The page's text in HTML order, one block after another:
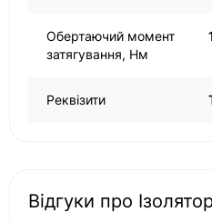
Обертаючий момент
затягування, Нм
Реквізити
Відгуки про